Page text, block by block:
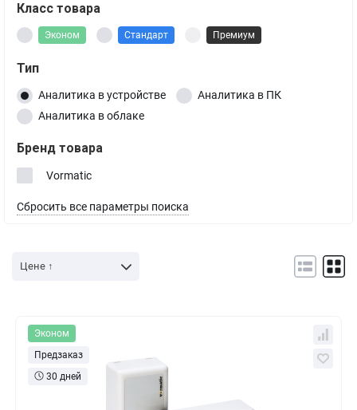
Класс товара
Эконом Стандарт Премиум
Тип
Аналитика в устройстве
Аналитика в ПК
Аналитика в облаке
Бренд товара
Vormatic
Сбросить все параметры поиска
Цене ↑
Эконом
Предзаказ
30 дней